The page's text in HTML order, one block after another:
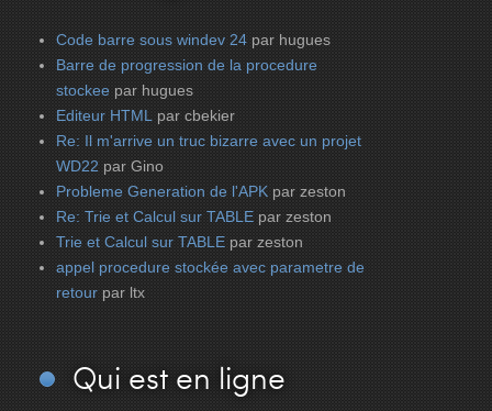
Code barre sous windev 24 par hugues
Barre de progression de la procedure
stockee par hugues
Editeur HTML par cbekier
Re: Il m'arrive un truc bizarre avec un projet
WD22 par Gino
Probleme Generation de l'APK par zeston
Re: Trie et Calcul sur TABLE par zeston
Trie et Calcul sur TABLE par zeston
appel procedure stockée avec parametre de
retour par ltx
Qui est en ligne